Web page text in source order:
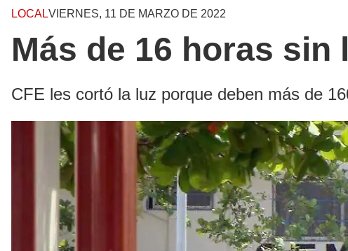
LOCALVIERNES, 11 DE MARZO DE 2022
Más de 16 horas sin
CFE les cortó la luz porque deben más de